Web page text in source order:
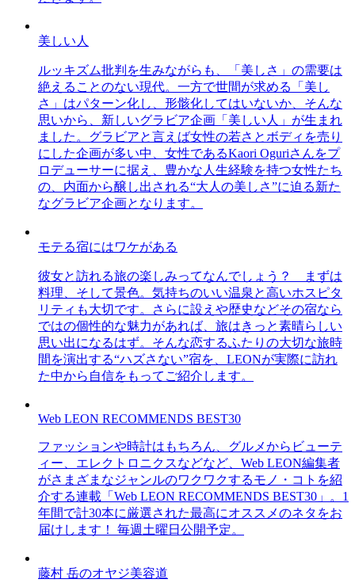
美しい人
ルッキズム批判を生みながらも、「美しさ」の需要は
絶えることのない現代。一方で世間が求める「美し
さ」はパターン化し、形骸化してはいないか、そんな
思いから、新しいグラビア企画「美しい人」が生まれ
ました。グラビアと言えば女性の若さとボディを売り
にした企画が多い中、女性であるKaori Oguriさんをプ
ロデューサーに据え、豊かな人生経験を持つ女性たち
の、内面から醸し出される“大人の美しさ”に迫る新た
なグラビア企画となります。
モテる宿にはワケがある
彼女と訪れる旅の楽しみってなんでしょう？ まずは
料理、そして景色。気持ちのいい温泉と高いホスピタ
リティも大切です。さらに設えや歴史などその宿なら
ではの個性的な魅力があれば、旅はきっと素晴らしい
思い出になるはず。そんな恋するふたりの大切な旅時
間を演出する“ハズさない”宿を、LEONが実際に訪れ
た中から自信をもってご紹介します。
Web LEON RECOMMENDS BEST30
ファッションや時計はもちろん、グルメからビューテ
ィー、エレクトロニクスなどなど、Web LEON編集者
がさまざまなジャンルのワクワクするモノ・コトを紹
介する連載「Web LEON RECOMMENDS BEST30」。1
年間で計30本に厳選された最高にオススメのネタをお
届けします！ 毎週土曜日公開予定。
藤村 岳のオヤジ美容道